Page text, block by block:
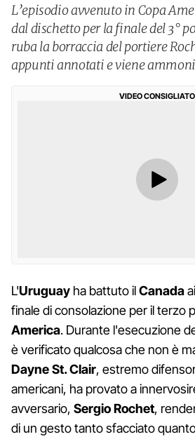
L’episodio avvenuto in Copa
dal dischetto per la finale del 3°
ruba la borraccia del portiere
appunti annotati e viene
VIDEO CONSIGLIATO
L'Uruguay ha battuto ilCanada
finale di consolazione per il terzo
America. Durante l'esecuzione
è verificato qualcosa che non è
Dayne St. Clair, estremo
americani, ha provato a
avversario, Sergio Rochet,
di un gesto tanto sfacciato